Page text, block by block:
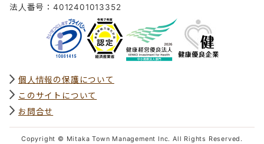
法人番号：4012401013352
個人情報の保護について
このサイトについて
お問合せ
Copyright © Mitaka Town Management Inc. All Rights Reserved.